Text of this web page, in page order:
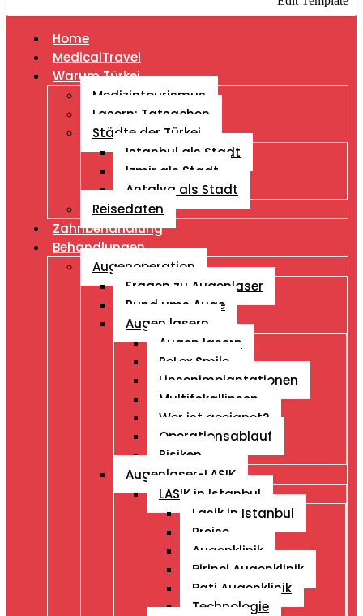
Home
MedicalTravel
Warum Türkei
Medizintourismus
Lasern: Tatsachen
Städte der Türkei
Istanbul als Stadt
Izmir als Stadt
Antalya als Stadt
Reisedaten
Zahnbehandlung
Behandlungen
Augenoperation
Fragen zu Augenlaser
Rund ums Auge
Augen lasern
Augen lasern
ReLex Smile
Linsenimplantationen
Multifokallinsen
Wer ist geeignet?
Operationsablauf
Risiken
Augenlaser-LASIK
LASIK in Istanbul
Lasik in Istanbul
Preise
Augenklinik
Birinci Augenklinik
Bati Augenklinik
Technologie